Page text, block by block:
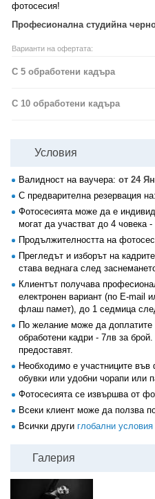
фотосесия!
Професионална студийна
Варианти на офертата:
С 5 обработени кадъра
С 10 обработени кадъра
Условия
Валидност на ваучера: от 24
С предварителна резервация на:
Фотосесията може да е
могат да участват до 4 човека
Продължителността на
Прегледът и изборът на
става веднага след
Клиентът получава
електронен вариант (по E-mail
флаш памет), до 1 седмица
По желание може да
обработени кадри - 7лв за
предоставят.
Необходимо е участниците във
обувки или удобни чорапи или
Фотосесията се извършва от
Всеки клиент може да ползва
Всички други глобални
Галерия